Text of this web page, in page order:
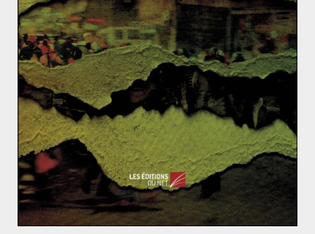
Qu’est-ce que les pétrodollars ?
Le développement économique de la Corée du Sud
Poutine : 2 / Opposition : 0
4 juillet 2013 0